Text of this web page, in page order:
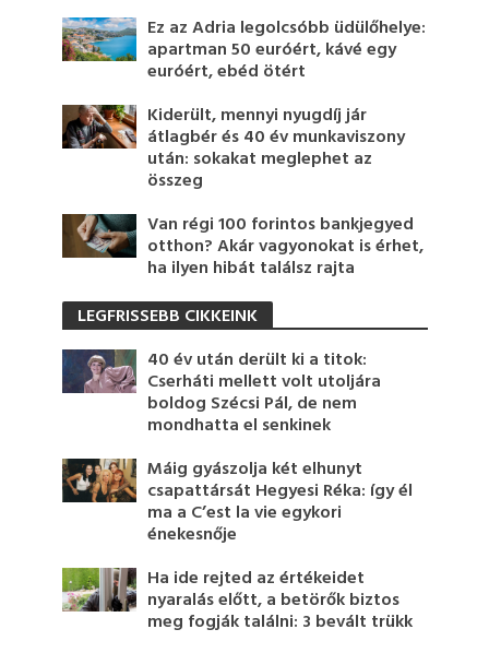
Ez az Adria legolcsóbb üdülőhelye:
apartman 50 euróért, kávé egy
euróért, ebéd ötért
Kiderült, mennyi nyugdíj jár
átlagbér és 40 év munkaviszony
után: sokakat meglephet az
összeg
Van régi 100 forintos bankjegyed
otthon? Akár vagyonokat is érhet,
ha ilyen hibát találsz rajta
LEGFRISSEBB CIKKEINK
40 év után derült ki a titok:
Cserháti mellett volt utoljára
boldog Szécsi Pál, de nem
mondhatta el senkinek
Máig gyászolja két elhunyt
csapattársát Hegyesi Réka: így él
ma a C’est la vie egykori
énekesnője
Ha ide rejted az értékeidet
nyaralás előtt, a betörők biztos
meg fogják találni: 3 bevált trükk